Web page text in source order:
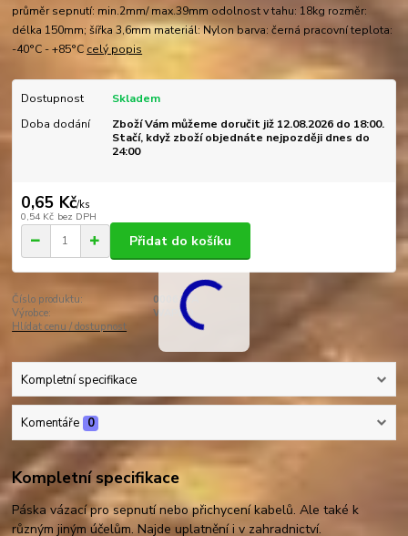
průměr sepnutí: min.2mm/ max.39mm odolnost v tahu: 18kg rozměr:
délka 150mm; šířka 3,6mm materiál: Nylon barva: černá pracovní teplota:
-40°C - +85°C celý popis
Dostupnost
Skladem
Doba dodání
Zboží Vám můžeme doručit již 12.08.2026 do 18:00.
Stačí, když zboží objednáte nejpozději dnes do
24:00
0,65 Kč/ks
0,54 Kč bez DPH
Přidat do košíku
Číslo produktu:
00061VA
Výrobce:
WAPRO
Hlídat cenu / dostupnost
Kompletní specifikace
Komentáře 0
Kompletní specifikace
Páska vázací pro sepnutí nebo přichycení kabelů. Ale také k
různým jiným účelům. Najde uplatnění i v zahradnictví.